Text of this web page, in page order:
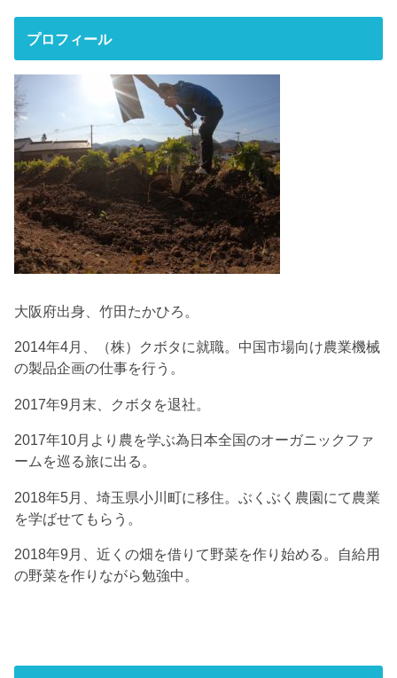
プロフィール
大阪府出身、竹田たかひろ。
2014年4月、（株）クボタに就職。中国市場向け農業機械
の製品企画の仕事を行う。
2017年9月末、クボタを退社。
2017年10月より農を学ぶ為日本全国のオーガニックファ
ームを巡る旅に出る。
2018年5月、埼玉県小川町に移住。ぶくぶく農園にて農業
を学ばせてもらう。
2018年9月、近くの畑を借りて野菜を作り始める。自給用
の野菜を作りながら勉強中。